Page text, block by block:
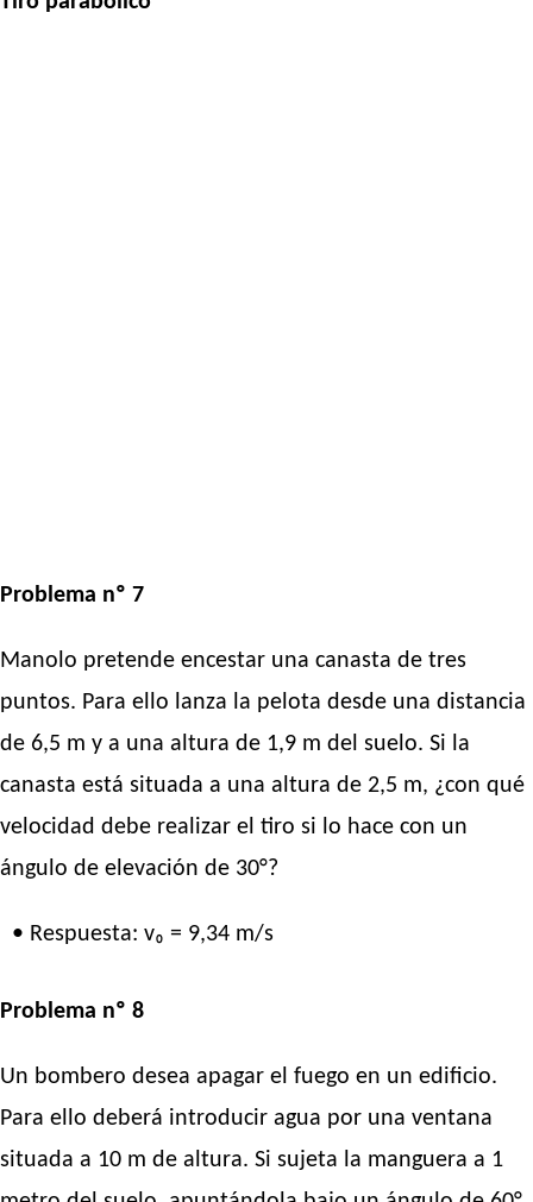
Problema nº 7
Manolo pretende encestar una canasta de tres
puntos. Para ello lanza la pelota desde una distancia
de 6,5 m y a una altura de 1,9 m del suelo. Si la
canasta está situada a una altura de 2,5 m, ¿con qué
velocidad debe realizar el tiro si lo hace con un
ángulo de elevación de 30°?
• Respuesta: v₀ = 9,34 m/s
Problema nº 8
Un bombero desea apagar el fuego en un edificio.
Para ello deberá introducir agua por una ventana
situada a 10 m de altura. Si sujeta la manguera a 1